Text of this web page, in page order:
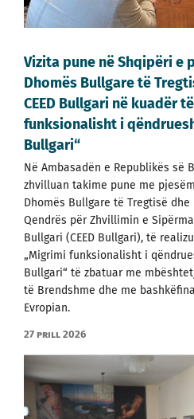
Vizitа pune në Shqipëri e
Dhomës Bullgare të
CEED Bullgari në kuadër
funksionalisht i
Bullgari“
Në Ambasadën e Republikës së
zhvilluan takime pune me
Dhomës Bullgare të Tregtisë
Qendrës për Zhvillimin e
Bullgari (CEED Bullgari), të
„Migrimi funksionalisht i
Bullgari“ të zbatuar me
të Brendshme dhe me
Evropian.
27 prill 2026